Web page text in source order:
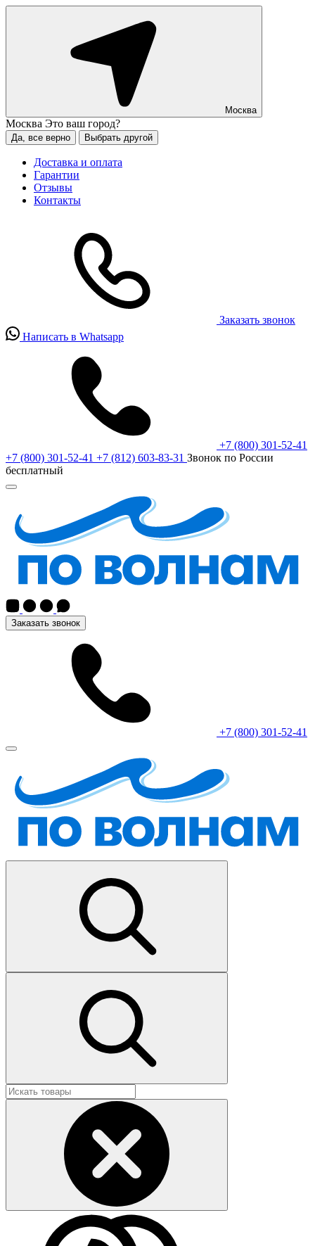
Москва
Москва Это ваш город?
Да, все верно Выбрать другой
Доставка и оплата
Гарантии
Отзывы
Контакты
Заказать звонок
Написать в Whatsapp
+7 (800) 301-52-41
+7 (800) 301-52-41 +7 (812) 603-83-31 Звонок по России
бесплатный
Заказать звонок
+7 (800) 301-52-41